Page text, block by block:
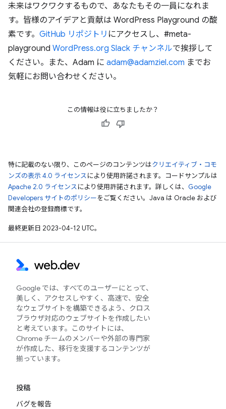
未来はワクワクするもので、あなたもその一員になれま
す。皆様のアイデアと貢献は WordPress Playground の酸
素です。 GitHub リポジトリ にアクセスし、#meta-
playground WordPress.org Slack チャンネルで挨拶して
ください。また、Adam に adam@adamziel.com までお
気軽にお問い合わせください。
この情報は役に立ちましたか？
特に記載のない限り、このページのコンテンツはクリエイティブ・コモ
ンズの表示 4.0 ライセンスにより使用許諾されます。コードサンプルは
Apache 2.0 ライセンスにより使用許諾されます。詳しくは、 Google
Developers サイトのポリシーをご覧ください。Java は Oracle および
関連会社の登録商標です。
最終更新日 2023-04-12 UTC。
Google では、すべてのユーザーにとって、
美しく、アクセスしやすく、高速で、安全
なウェブサイトを構築できるよう、クロス
ブラウザ対応のウェブサイトを作成したい
と考えています。このサイトには、
Chrome チームのメンバーや外部の専門家
が作成した、移行を支援するコンテンツが
揃っています。
投稿
バグを報告